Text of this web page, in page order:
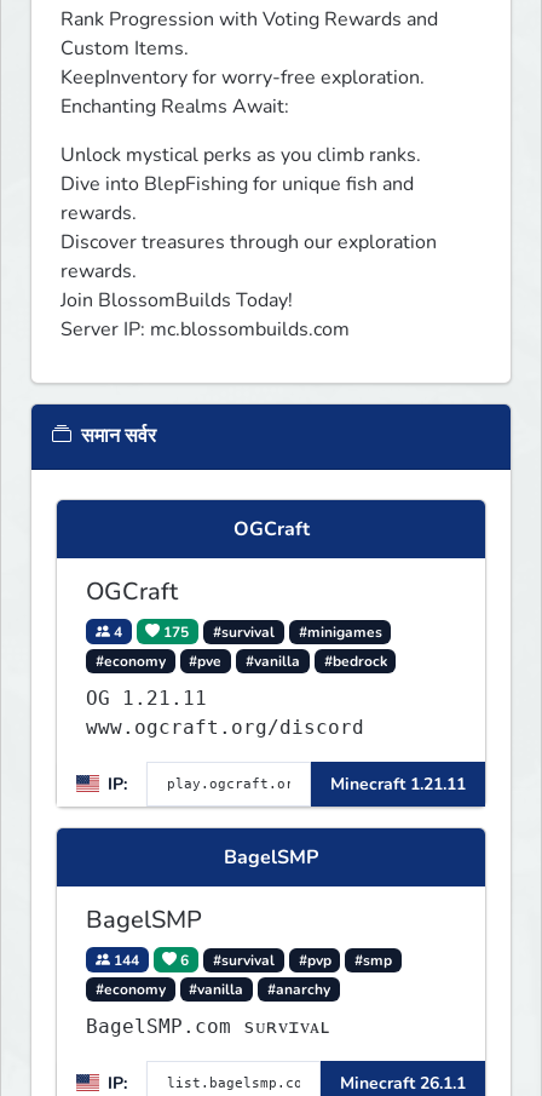
Rank Progression with Voting Rewards and
Custom Items.
KeepInventory for worry-free exploration.
Enchanting Realms Await:
Unlock mystical perks as you climb ranks.
Dive into BlepFishing for unique fish and
rewards.
Discover treasures through our exploration
rewards.
Join BlossomBuilds Today!
Server IP: mc.blossombuilds.com
समान सर्वर
OGCraft
OGCraft
4 175 #survival
#minigames
#economy
#pve #vanilla #bedrock
OG 1.21.11
www.ogcraft.org/discord
IP: Minecraft 1.21.11
BagelSMP
BagelSMP
144 6 #survival #pvp
#smp
#economy
#vanilla #anarchy
BagelSMP.com ѕᴜʀᴠɪᴠᴀʟ
IP: Minecraft 26.1.1